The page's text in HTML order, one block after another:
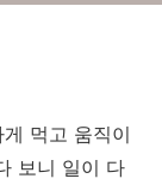
먹고 움직이
보니 일이 다